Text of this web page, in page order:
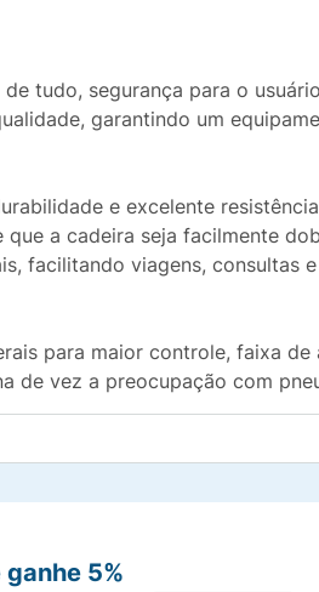
tudo, segurança para o
garantindo um
e excelente
a cadeira seja facilmente
facilitando viagens, consultas
para maior controle, faixa de
de vez a preocupação com
ganhe 5%